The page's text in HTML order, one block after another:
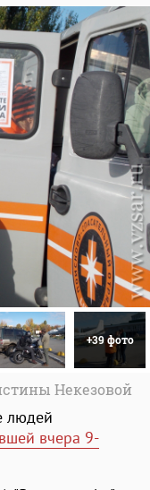
+39 фото
Некезовой
людей
вчера 9-